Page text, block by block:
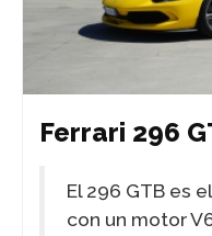
Ferrari 296
El 296 GTB es
con un motor